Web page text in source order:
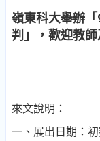
嶺東科大舉辦
判」，歡迎教
來文說明：
一、展出日期：